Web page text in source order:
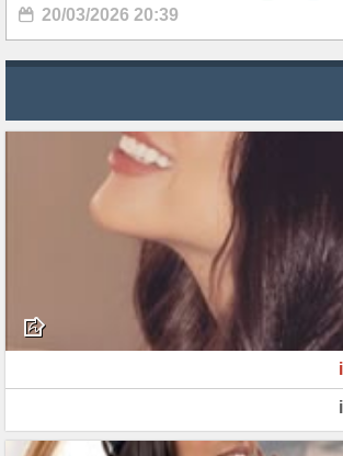
20/03/2026 20:39